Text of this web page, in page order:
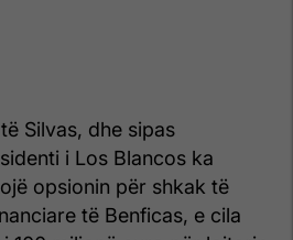
Silvas, dhe sipas
i Los Blancos ka
opsionin për shkak të
të Benficas, e cila